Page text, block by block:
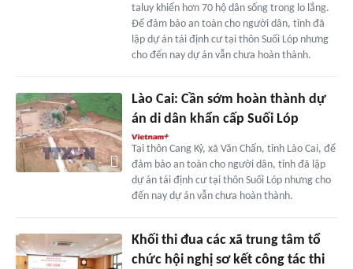
taluy khiến hơn 70 hộ dân sống trong lo lắng.
Để đảm bảo an toàn cho người dân, tỉnh đã
lập dự án tái định cư tại thôn Suối Lóp nhưng
cho đến nay dự án vẫn chưa hoàn thành.
Lào Cai: Cần sớm hoàn thành dự
án di dân khẩn cấp Suối Lóp
Tại thôn Cang Kỷ, xã Văn Chấn, tỉnh Lào Cai, để
đảm bảo an toàn cho người dân, tỉnh đã lập
dự án tái định cư tại thôn Suối Lóp nhưng cho
đến nay dự án vẫn chưa hoàn thành.
Khối thi đua các xã trung tâm tổ
chức hội nghị sơ kết công tác thi